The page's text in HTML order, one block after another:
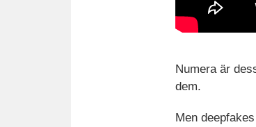
Numera är
dem.
Men